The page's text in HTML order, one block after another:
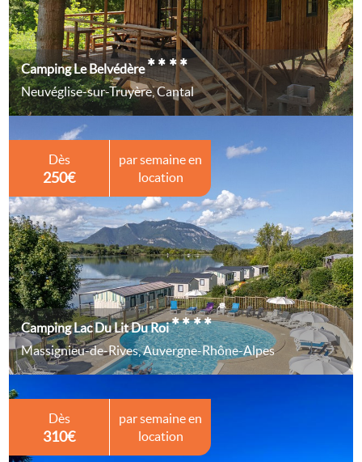
Camping Le Belvédère****
Neuvéglise-sur-Truyère, Cantal
Dès
250€
par semaine en
location
Camping Lac Du Lit Du Roi****
Massignieu-de-Rives, Auvergne-Rhône-Alpes
Dès
310€
par semaine en
location